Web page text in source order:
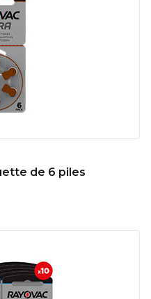
de 6 piles